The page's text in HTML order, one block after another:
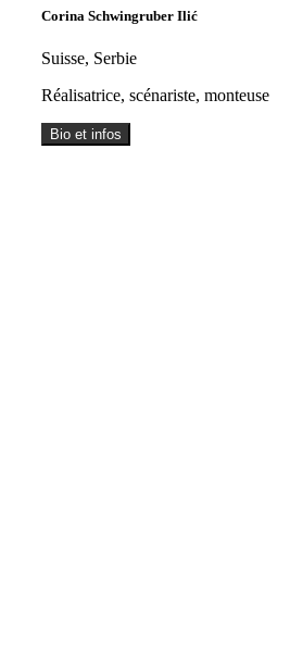
Corina Schwingruber Ilić
Suisse, Serbie
Réalisatrice, scénariste, monteuse
Bio et infos